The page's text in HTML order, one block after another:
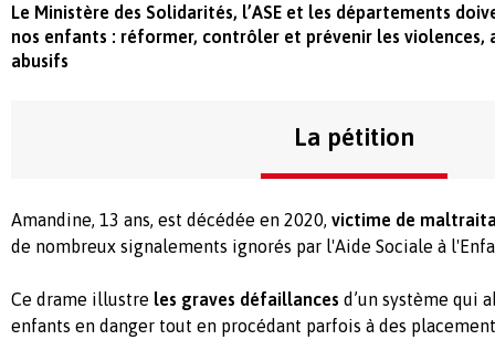
Le Ministère des Solidarités, l’ASE et les départements
nos enfants : réformer, contrôler et prévenir les violences,
abusifs
La pétition
Amandine, 13 ans, est décédée en 2020, victime de
de nombreux signalements ignorés par l'Aide Sociale à
Ce drame illustre les graves défaillances d’un système qui
enfants en danger tout en procédant parfois à des